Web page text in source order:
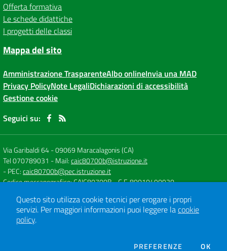
Offerta formativa
Le schede didattiche
I progetti delle classi
Mappa del sito
Amministrazione TrasparenteAlbo onlineInvia una MAD
Privacy PolicyNote LegaliDichiarazioni di accessibilità
Gestione cookie
Seguici su:
Via Garibaldi 64-09069 Maracalagonis (CA)
Tel 070789031 - Mail:caic80700b@istruzione.it
- PEC:caic80700b@pec.istruzione.it
Codice meccanografico: CAIC80700B- C.F. 80010490920
Concept & Design by
Designers Italia
Questo sito utilizza cookie tecnici per erogare i propri
servizi. Per maggiori informazioni puoi leggere lacookie
policy.
PREFERENZE DEI COOKIE
OK